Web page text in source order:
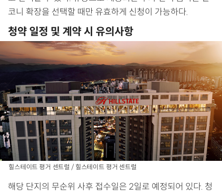
코니 확장을 선택할 때만 유효하게 신청이 가능하다.
청약 일정 및 계약 시 유의사항
힐스테이트 평거 센트럴 / 힐스테이트 평거 센트럴
해당 단지의 무순위 사후 접수일은 2일로 예정되어 있다. 청